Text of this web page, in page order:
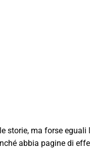
storie, ma forse
abbia pagine di